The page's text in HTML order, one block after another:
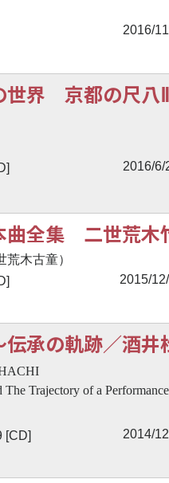
2016/
世界 京都の尺
2016/6/
全集 二世荒木竹
木古童）
2015/
伝承の軌跡／酒井
Trajectory of a
[CD] 2014/